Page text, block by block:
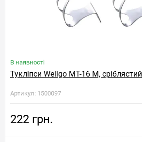
В наявності
Тукліпси Wellgo MT-16 M, сріблястий
Артикул: 1500097
222 грн.